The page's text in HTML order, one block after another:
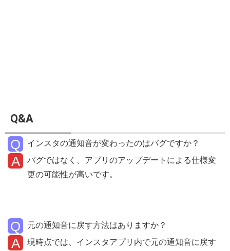
Q&A
インスタの通知音が変わったのはバグですか？
バグではなく、アプリのアップデートによる仕様変
更の可能性が高いです。
元の通知音に戻す方法はありますか？
現時点では、インスタアプリ内で元の通知音に戻す